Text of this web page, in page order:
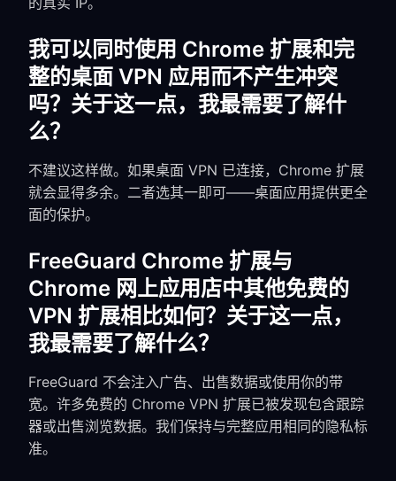
我可以同时使用 Chrome 扩展和完
整的桌面 VPN 应用而不产生冲突
吗？关于这一点，我最需要了解什
么？
不建议这样做。如果桌面 VPN 已连接，Chrome 扩展
就会显得多余。二者选其一即可——桌面应用提供更全
面的保护。
FreeGuard Chrome 扩展与
Chrome 网上应用店中其他免费的
VPN 扩展相比如何？关于这一点，
我最需要了解什么？
FreeGuard 不会注入广告、出售数据或使用你的带
宽。许多免费的 Chrome VPN 扩展已被发现包含跟踪
器或出售浏览数据。我们保持与完整应用相同的隐私标
准。